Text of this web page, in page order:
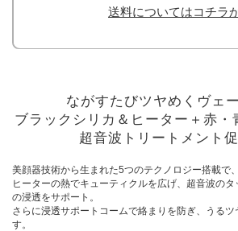
送料についてはコチラ
ながすたびツヤめくヴェ
ブラックシリカ＆ヒーター＋赤・
超音波トリートメント
美顔器技術から生まれた5つのテクノロジー搭載で
ヒーターの熱でキューティクルを広げ、超音波の
の浸透をサポート。
さらに浸透サポートコームで絡まりを防ぎ、うる
す。